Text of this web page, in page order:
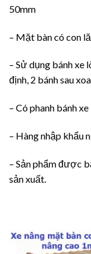
50mm
– Mặt bàn có con
– Sử dụng bánh xe
định, 2 bánh sau
– Có phanh bánh xe
– Hàng nhập khẩu
– Sản phẩm được
sản xuất.